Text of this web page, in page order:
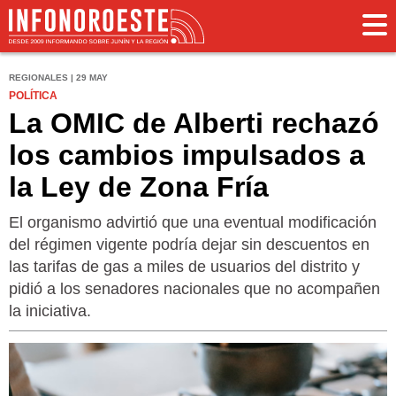
REGIONALES | 29 MAY
POLÍTICA
La OMIC de Alberti rechazó
los cambios impulsados a
la Ley de Zona Fría
El organismo advirtió que una eventual modificación
del régimen vigente podría dejar sin descuentos en
las tarifas de gas a miles de usuarios del distrito y
pidió a los senadores nacionales que no acompañen
la iniciativa.